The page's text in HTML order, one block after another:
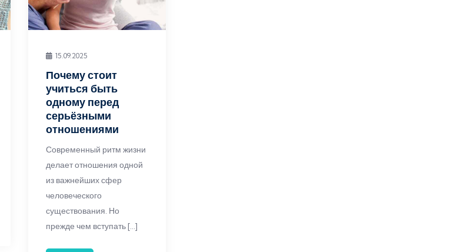
15.09.2025
Почему стоит
учиться быть
одному перед
серьёзными
отношениями
Современный ритм жизни
делает отношения одной
из важнейших сфер
человеческого
существования. Но
прежде чем вступать […]